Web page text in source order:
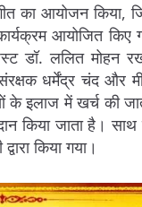
का आयोजन किया,
आयोजित
डॉ. ललित मोहन
धर्मेंद्र चंद और
के इलाज में खर्च की
जाता है। साथ
किया गया।